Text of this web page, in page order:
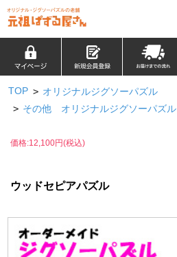
TOP > オリジナルジグソーパズル
> その他 オリジナルジグソーパズル
価格:12,100円(税込)
ウッドセピアパズル